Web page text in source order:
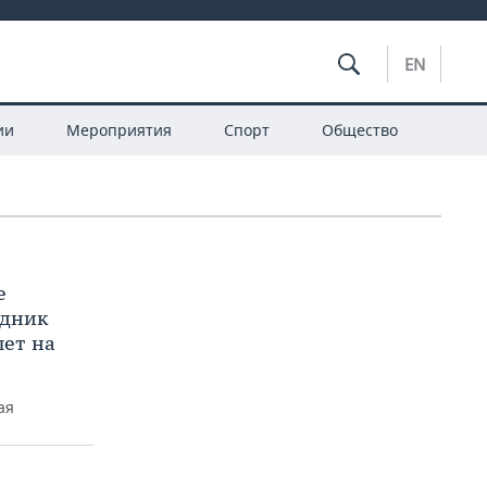
EN
Мероприятия Спорт Общество
на